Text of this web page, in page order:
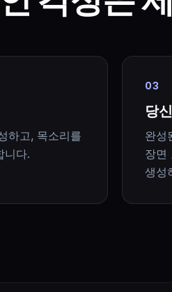
하고, 목소리를
니다.
03
당
완성
장면
생성